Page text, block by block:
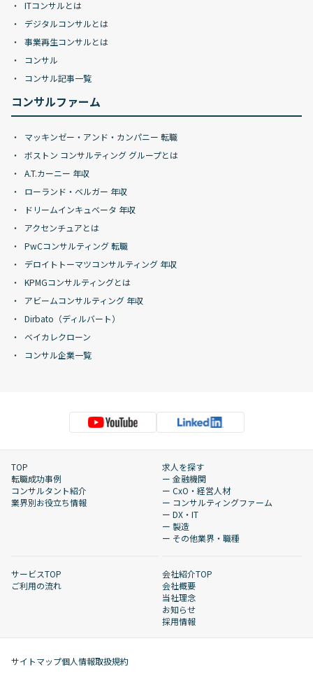
ITコンサルとは
デジタルコンサルとは
事業再生コンサルとは
コンサル
コンサル記事一覧
コンサルファーム
マッキンゼー・アンド・カンパニー 転職
ボストン コンサルティング グループとは
A.T.カーニー 年収
ローランド・ベルガー 年収
ドリームインキュベータ 年収
アクセンチュアとは
PwCコンサルティング 転職
デロイトトーマツコンサルティング 年収
KPMGコンサルティングとは
アビームコンサルティング 年収
Dirbato（ディルバート）
ベイカレクローン
コンサル企業一覧
TOP
転職成功事例
コンサルタント紹介
業界別お役立ち情報
求人を探す
ー 金融機関
ー CxO・経営人材
ー コンサルティングファーム
ー DX・IT
ー 製造
ー その他業界・職種
サービスTOP
ご利用の流れ
会社紹介TOP
会社概要
当社理念
お知らせ
採用情報
サイトマップ個人情報取扱規約